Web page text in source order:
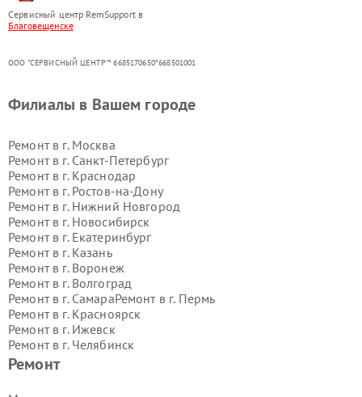
Сервисный центр RemSupport в
Благовещенске
ООО "СЕРВИСНЫЙ ЦЕНТР"* 6685170650*668501001
Ремонт
Филиалы в Вашем городе
Ремонт в г. Москва
Ремонт в г. Санкт-Петербург
Ремонт в г. Краснодар
Ремонт в г. Ростов-на-Дону
Ремонт в г. Нижний Новгород
Ремонт в г. Новосибирск
Ремонт в г. Екатеринбург
Ремонт в г. Казань
Ремонт в г. Воронеж
Ремонт в г. Волгоград
Ремонт в г. СамараРемонт в г. Пермь
Ремонт в г. Красноярск
Ремонт в г. Ижевск
Ремонт в г. Челябинск
Ремонт в г.
Ремонт в г.